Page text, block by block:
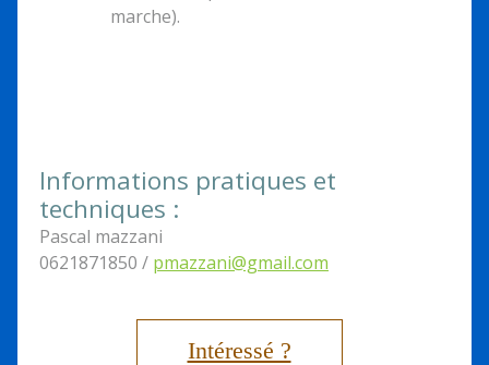
marche).
Informations pratiques et
techniques :
Pascal mazzani
0621871850 / pmazzani@gmail.com
Intéressé ?